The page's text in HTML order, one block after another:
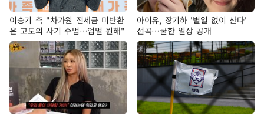
이승기 측 "차가원 전세금 미반환
은 고도의 사기 수법…엄벌 원해"
아이유, 장기하 '별일 없이 산다'
선곡…쿨한 일상 공개